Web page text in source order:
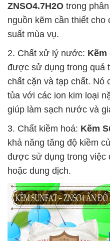
ZNSO4.7H2O trong
nguồn kẽm cần thiết cho
suất mùa vụ.
2. Chất xử lý nước: Kẽm
được sử dụng trong quá
chất cặn và tạp chất. Nó
tủa với các ion kim loại
giúp làm sạch nước và
3. Chất kiềm hoá: Kẽm
khả năng tăng độ kiềm
được sử dụng trong việc
hoặc dung dịch.